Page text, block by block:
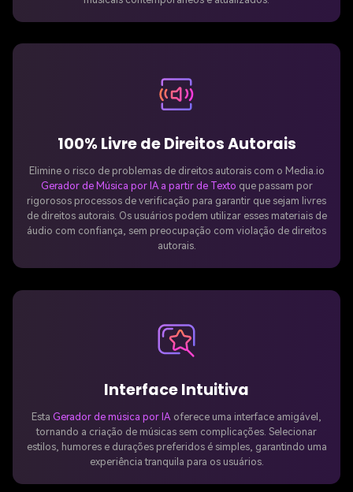
100% Livre de Direitos Autorais
Elimine o risco de problemas de direitos autorais com o Media.io
Gerador de Música por IA a partir de Texto que passam por
rigorosos processos de verificação para garantir que sejam livres
de direitos autorais. Os usuários podem utilizar esses materiais de
áudio com confiança, sem preocupação com violação de direitos
autorais.
Interface Intuitiva
Esta Gerador de música por IA oferece uma interface amigável,
tornando a criação de músicas sem complicações. Selecionar
estilos, humores e durações preferidos é simples, garantindo uma
experiência tranquila para os usuários.